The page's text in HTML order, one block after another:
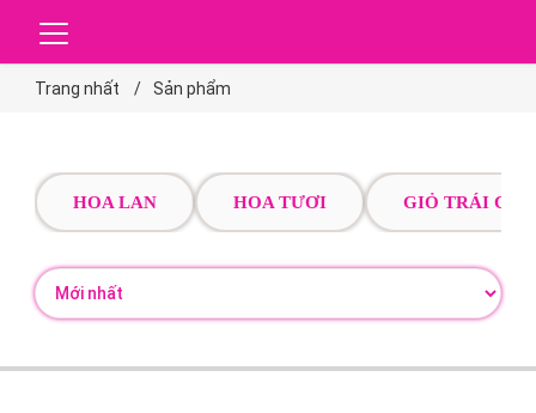
Trang nhất Sản phẩm
HOA LAN HOA TƯƠI GIỎ TRÁI CÂY